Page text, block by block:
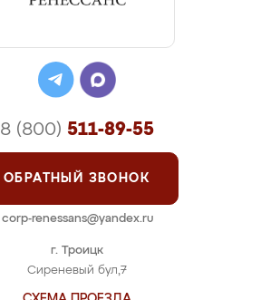
г. Троицк
Сиреневый бул,7
8 (800) 511-89-55
ОБРАТНЫЙ ЗВОНОК
corp-renessans@yandex.ru